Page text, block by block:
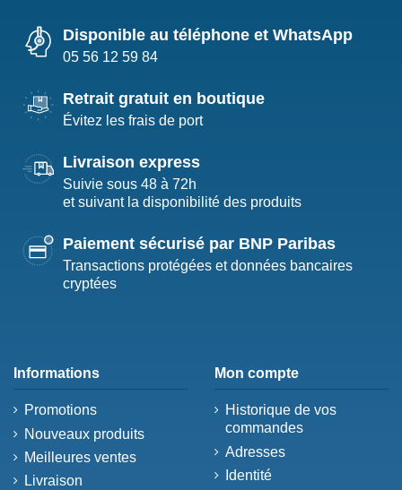
Disponible au téléphone et WhatsApp
05 56 12 59 84
Retrait gratuit en boutique
Évitez les frais de port
Livraison express
Suivie sous 48 à 72h
et suivant la disponibilité des produits
Paiement sécurisé par BNP Paribas
Transactions protégées et données bancaires
cryptées
Informations
Promotions
Nouveaux produits
Meilleures ventes
Livraison
Mon compte
Historique de vos
commandes
Adresses
Identité